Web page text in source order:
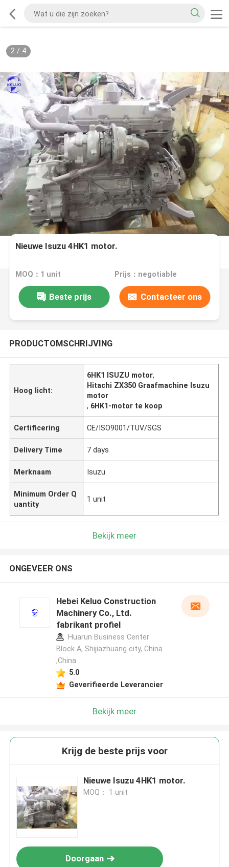
2/ 4
Nieuwe Isuzu 4HK1 motor.
MOQ：1 unit Prijs：negotiable
Beste prijs Contacteer ons
PRODUCTOMSCHRIJVING
Hoog licht:
6HK1 ISUZU motor,
Hitachi ZX350 Graafmachine Isuzu
motor
, 6HK1-motor te koop
Certificering CE/ISO9001/TUV/SGS
Delivery Time 7 days
Merknaam Isuzu
Minimum Order Q
uantity
1 unit
Bekijk meer
ONGEVEER ONS
Hebei Keluo Construction
Machinery Co., Ltd.
fabrikant profiel
Huarun Business Center
Block A, Shijiazhuang city, China
,China
5.0
Geverifieerde Leverancier
Bekijk meer
Krijg de beste prijs voor
Nieuwe Isuzu 4HK1 motor.
MOQ： 1 unit
Doorgaan